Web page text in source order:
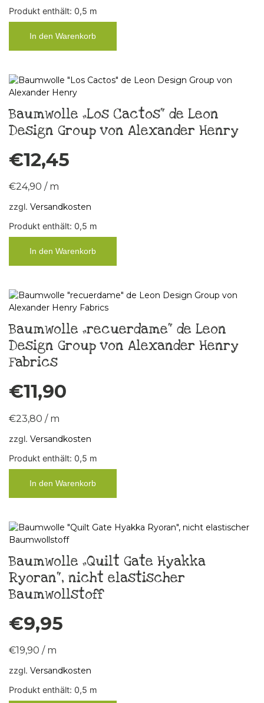
Produkt enthält: 0,5 m
In den Warenkorb
Baumwolle „Los Cactos“ de Leon
Design Group von Alexander Henry
€12,45
€24,90 / m
zzgl. Versandkosten
Produkt enthält: 0,5 m
In den Warenkorb
Baumwolle „recuerdame“ de Leon
Design Group von Alexander Henry
Fabrics
€11,90
€23,80 / m
zzgl. Versandkosten
Produkt enthält: 0,5 m
In den Warenkorb
Baumwolle „Quilt Gate Hyakka
Ryoran“, nicht elastischer
Baumwollstoff
€9,95
€19,90 / m
zzgl. Versandkosten
Produkt enthält: 0,5 m